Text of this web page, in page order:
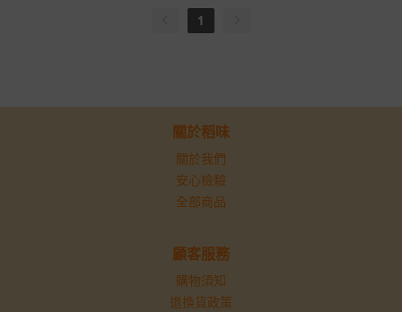
1
關於稻味
關於我們
安心檢驗
全部商品
顧客服務
購物須知
退換貨政策